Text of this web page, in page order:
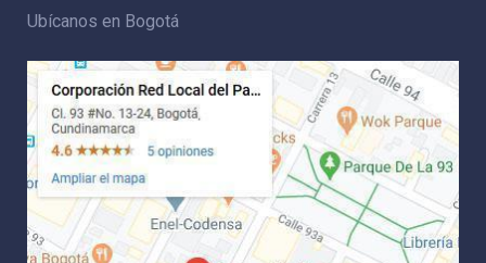
Ubícanos en Bogotá